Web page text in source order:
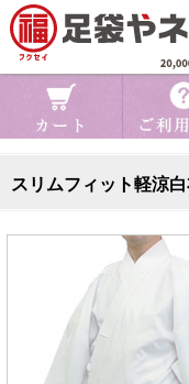
スリムフィット軽涼